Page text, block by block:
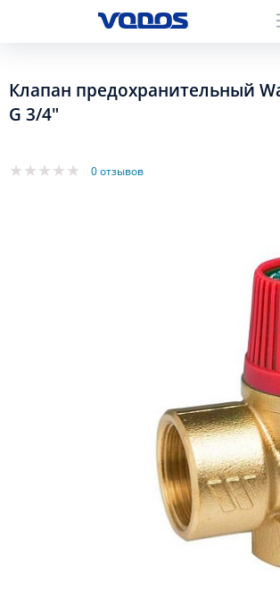
Клапан предохранительный
G 3/4"
0 отзывов